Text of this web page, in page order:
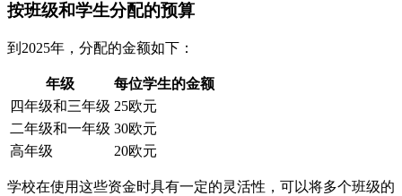
按班级和学生分配的预算
到2025年，分配的金额如下：
年级
每位学生的金额
四年级和三年级 25欧元
二年级和一年级 30欧元
高年级
20欧元
学校在使用这些资金时具有一定的灵活性，可以将多个班级的